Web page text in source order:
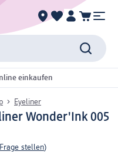
einkaufen
Eyeliner
Wonder'Ink 005
Frage stellen)